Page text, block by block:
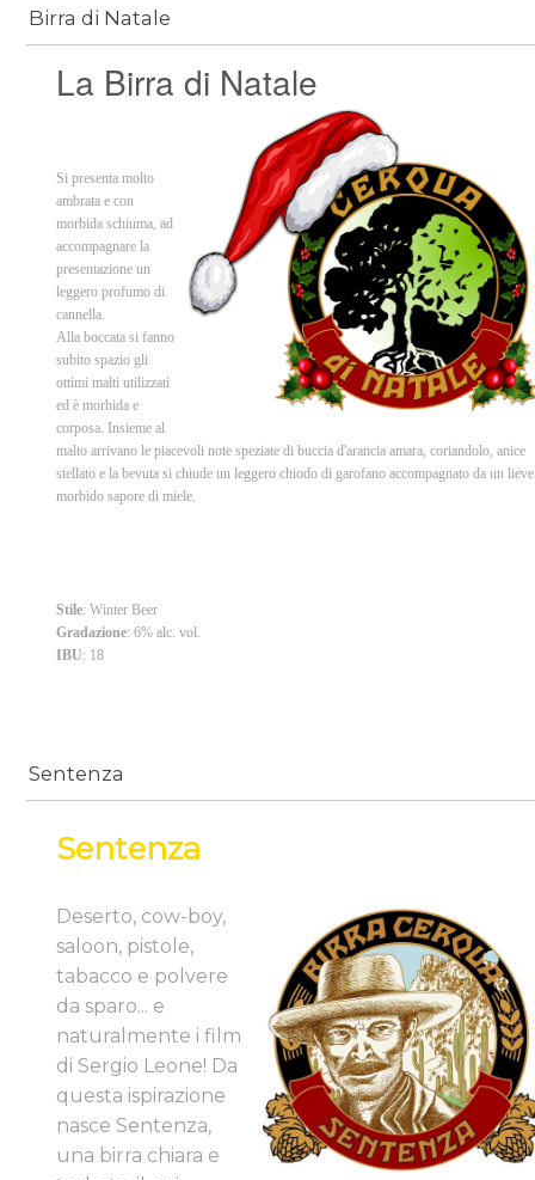
Birra di Natale
La Birra di Natale
Si presenta molto
ambrata e con
morbida schiuma, ad
accompagnare la
presentazione un
leggero profumo di
cannella.
Alla boccata si fanno
subito spazio gli
ottimi malti utilizzati
ed è morbida e
corposa. Insieme al
malto arrivano le piacevoli note speziate di buccia d'arancia amara, coriandolo, anice
stellato e la bevuta si chiude un leggero chiodo di garofano accompagnato da un
morbido sapore di miele.
Stile: Winter Beer
Gradazione: 6% alc. vol.
IBU: 18
Sentenza
Sentenza
Deserto, cow-boy,
saloon, pistole,
tabacco e polvere
da sparo... e
naturalmente i film
di Sergio Leone! Da
questa ispirazione
nasce Sentenza,
una birra chiara e